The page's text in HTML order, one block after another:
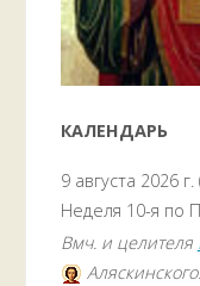
КАЛЕНДАРЬ
9 августа 2026
Неделя 10-я по
Вмч. и целителя